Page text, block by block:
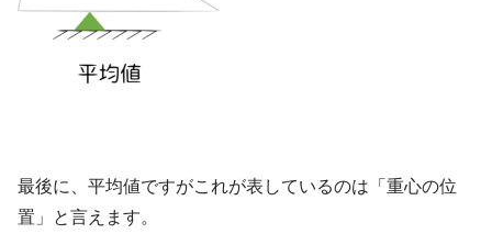
最後に、平均値ですがこれが表しているのは「重心の位
置」と言えます。